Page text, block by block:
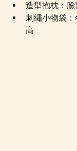
造型抱枕：
刺繡小物袋
高